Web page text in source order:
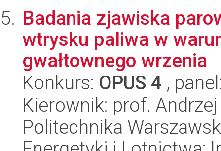
Badania zjawiska
wtrysku paliwa w
gwałtownego wrzenia
Konkurs: OPUS 4 ,
Kierownik: prof.
Politechnika